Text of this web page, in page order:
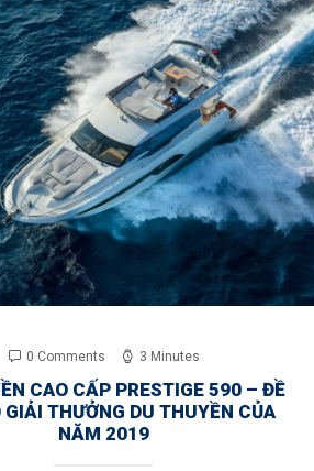
0 Comments 3 Minutes
CAO CẤP PRESTIGE 590 – ĐỀ
GIẢI THƯỞNG DU THUYỀN CỦA
NĂM 2019